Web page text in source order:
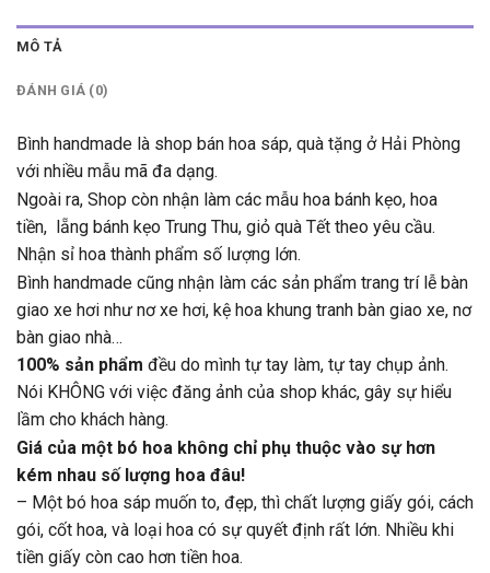
MÔ TẢ
ĐÁNH GIÁ (0)
Bình handmade là shop bán hoa sáp, quà tặng ở Hải Phòng
với nhiều mẫu mã đa dạng.
Ngoài ra, Shop còn nhận làm các mẫu hoa bánh kẹo, hoa
tiền, lẵng bánh kẹo Trung Thu, giỏ quà Tết theo yêu cầu.
Nhận sỉ hoa thành phẩm số lượng lớn.
Bình handmade cũng nhận làm các sản phẩm trang trí lễ bàn
giao xe hơi như nơ xe hơi, kệ hoa khung tranh bàn giao xe, nơ
bàn giao nhà…
100% sản phẩm đều do mình tự tay làm, tự tay chụp ảnh.
Nói KHÔNG với việc đăng ảnh của shop khác, gây sự hiểu
lầm cho khách hàng.
Giá của một bó hoa không chỉ phụ thuộc vào sự hơn
kém nhau số lượng hoa đâu!
– Một bó hoa sáp muốn to, đẹp, thì chất lượng giấy gói, cách
gói, cốt hoa, và loại hoa có sự quyết định rất lớn. Nhiều khi
tiền giấy còn cao hơn tiền hoa.